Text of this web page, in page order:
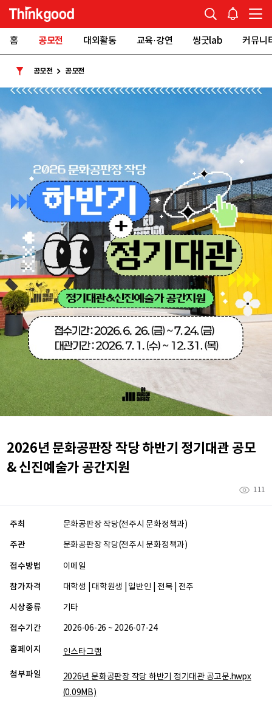
홈 공모전 대외활동 교육·강연 씽굿lab 커뮤니
공모전 공모전
2026년 문화공판장 작당 하반기 정기대관 공모
& 신진예술가 공간지원
111
주최 문화공판장 작당(전주시 문화정책과)
주관 문화공판장 작당(전주시 문화정책과)
접수방법 이메일
참가자격 대학생 | 대학원생 | 일반인 | 전북 | 전주
시상종류 기타
접수기간 2026-06-26 ~ 2026-07-24
홈페이지 인스타그램
첨부파일
2026년 문화공판장 작당 하반기 정기대관 공고문.hwpx
(0.09MB)